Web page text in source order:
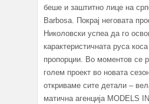
беше и заштитно лице на
Barbosa. Покрај неговата
Николовски успеа да го
карактеристичнатa руса
пропорции. Во моментов се
голем проект во новата
откриваме сите детали –
матична агенција MODELS